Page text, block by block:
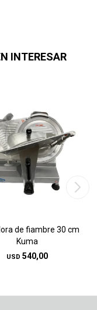
INTERESAR
de fiambre 30 cm
Kuma
USD 540,00